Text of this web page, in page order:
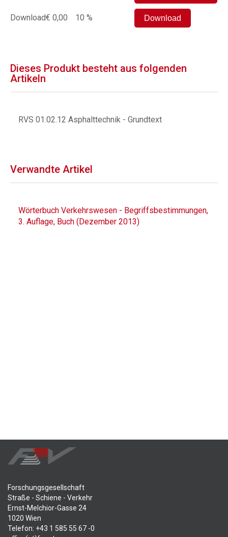
Download€ 0,00 10 %
Dieses Produkt besteht aus folgenden
Artikeln
RVS 01.02.12 Asphalttechnik - Grundtext
Verwandte Artikel
Wörterbuch Verkehrswesen - Begriffsbestimmungen,
3. Auflage, Buch (Dezember 2013)
Forschungsgesellschaft
Straße - Schiene - Verkehr
Ernst-Melchior-Gasse 24
1020 Wien
Telefon: +43 1 585 55 67 -0